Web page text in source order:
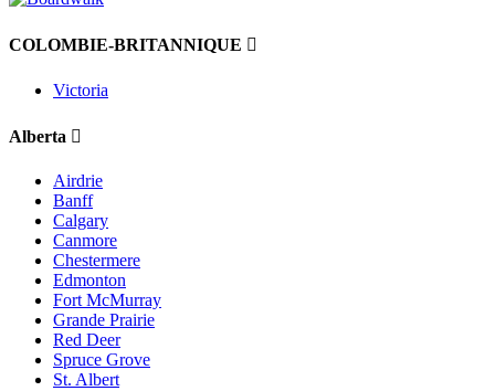
COLOMBIE-BRITANNIQUE
Victoria
Alberta
Airdrie
Banff
Calgary
Canmore
Chestermere
Edmonton
Fort McMurray
Grande Prairie
Red Deer
Spruce Grove
St. Albert